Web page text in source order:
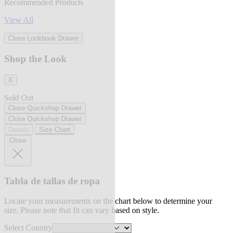
Recommended Products
View All
Close Lookbook Drawer
Shop the Look
X
Sold Out
Close Quickshop Drawer
Close Quickshop Drawer
Size Chart
Close
Tabla de tallas de ropa
Locate your measurements on the chart below to determine your
size. Please note that fit can vary based on style.
Select Country